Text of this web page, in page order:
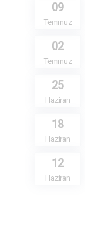
09
Temmuz
02
Temmuz
25
Haziran
18
Haziran
12
Haziran